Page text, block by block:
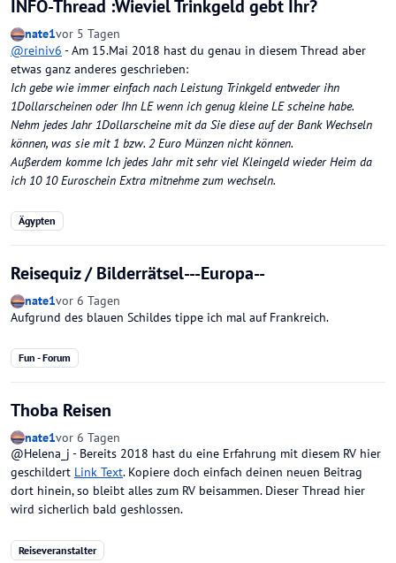
INFO-Thread :Wieviel Trinkgeld gebt Ihr?
nate1vor 5 Tagen
@reiniv6 - Am 15.Mai 2018 hast du genau in diesem Thread aber
etwas ganz anderes geschrieben:
Ich gebe wie immer einfach nach Leistung Trinkgeld entweder ihn
1Dollarscheinen oder Ihn LE wenn ich genug kleine LE scheine habe.
Nehm jedes Jahr 1Dollarscheine mit da Sie diese auf der Bank Wechseln
können, was sie mit 1 bzw. 2 Euro Münzen nicht können.
Außerdem komme Ich jedes Jahr mit sehr viel Kleingeld wieder Heim da
ich 10 10 Euroschein Extra mitnehme zum wechseln.
Ägypten
Reisequiz / Bilderrätsel---Europa--
nate1vor 6 Tagen
Aufgrund des blauen Schildes tippe ich mal auf Frankreich.
Fun - Forum
Thoba Reisen
nate1vor 6 Tagen
@Helena_j - Bereits 2018 hast du eine Erfahrung mit diesem RV hier
geschildert Link Text. Kopiere doch einfach deinen neuen Beitrag
dort hinein, so bleibt alles zum RV beisammen. Dieser Thread hier
wird sicherlich bald geshlossen.
Reiseveranstalter